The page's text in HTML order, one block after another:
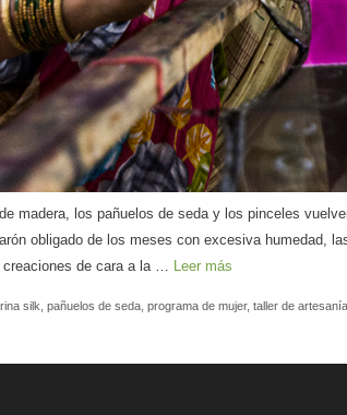
madera, los pañuelos de seda y los pinceles
obligado de los meses con excesiva humedad,
de cara a la … Leer más
silk, pañuelos de seda, programa de mujer, taller de artesanía